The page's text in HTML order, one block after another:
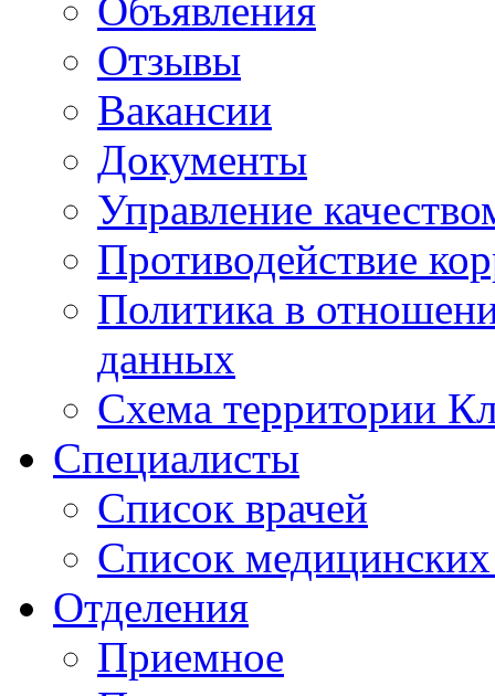
Объявления
Отзывы
Вакансии
Документы
Управление
Противодействие
Политика в
данных
Схема территории
Специалисты
Список врачей
Список медицинских
Отделения
Приемное